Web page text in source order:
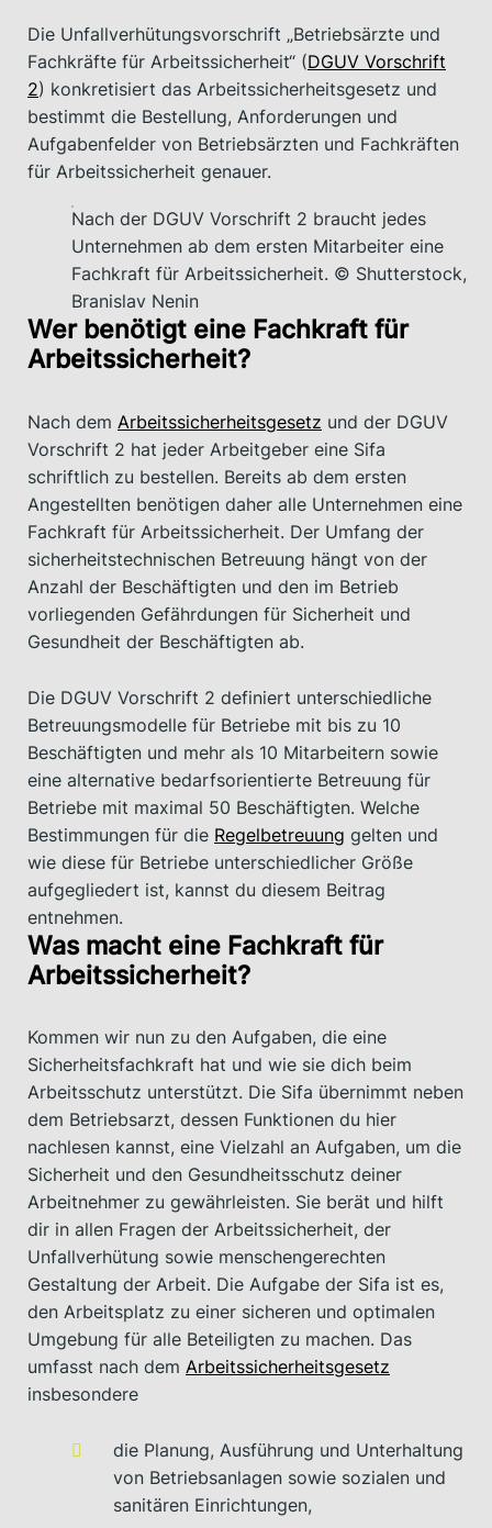
Die Unfallverhütungsvorschrift „Betriebsärzte und
Fachkräfte für Arbeitssicherheit“ (DGUV Vorschrift
2) konkretisiert das Arbeitssicherheitsgesetz und
bestimmt die Bestellung, Anforderungen und
Aufgabenfelder von Betriebsärzten und Fachkräften
für Arbeitssicherheit genauer.
Nach der DGUV Vorschrift 2 braucht jedes
Unternehmen ab dem ersten Mitarbeiter eine
Fachkraft für Arbeitssicherheit. © Shutterstock,
Branislav Nenin
Wer benötigt eine Fachkraft für
Arbeitssicherheit?
Nach dem Arbeitssicherheitsgesetz und der DGUV
Vorschrift 2 hat jeder Arbeitgeber eine Sifa
schriftlich zu bestellen. Bereits ab dem ersten
Angestellten benötigen daher alle Unternehmen eine
Fachkraft für Arbeitssicherheit. Der Umfang der
sicherheitstechnischen Betreuung hängt von der
Anzahl der Beschäftigten und den im Betrieb
vorliegenden Gefährdungen für Sicherheit und
Gesundheit der Beschäftigten ab.
Die DGUV Vorschrift 2 definiert unterschiedliche
Betreuungsmodelle für Betriebe mit bis zu 10
Beschäftigten und mehr als 10 Mitarbeitern sowie
eine alternative bedarfsorientierte Betreuung für
Betriebe mit maximal 50 Beschäftigten. Welche
Bestimmungen für die Regelbetreuung gelten und
wie diese für Betriebe unterschiedlicher Größe
aufgegliedert ist, kannst du diesem Beitrag
entnehmen.
Was macht eine Fachkraft für
Arbeitssicherheit?
Kommen wir nun zu den Aufgaben, die eine
Sicherheitsfachkraft hat und wie sie dich beim
Arbeitsschutz unterstützt. Die Sifa übernimmt neben
dem Betriebsarzt, dessen Funktionen du hier
nachlesen kannst, eine Vielzahl an Aufgaben, um die
Sicherheit und den Gesundheitsschutz deiner
Arbeitnehmer zu gewährleisten. Sie berät und hilft
dir in allen Fragen der Arbeitssicherheit, der
Unfallverhütung sowie menschengerechten
Gestaltung der Arbeit. Die Aufgabe der Sifa ist es,
den Arbeitsplatz zu einer sicheren und optimalen
Umgebung für alle Beteiligten zu machen. Das
umfasst nach dem Arbeitssicherheitsgesetz
insbesondere
die Planung, Ausführung und Unterhaltung
von Betriebsanlagen sowie sozialen und
sanitären Einrichtungen,